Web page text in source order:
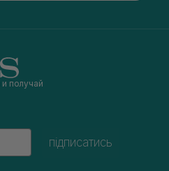
и получай
підписатись